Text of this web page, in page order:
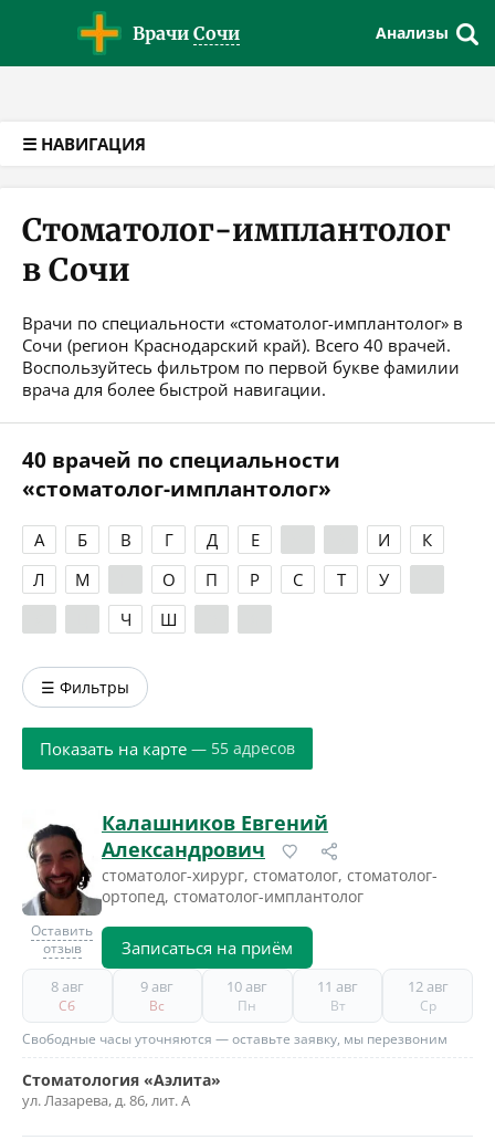
Врачи Сочи Анализы
☰ НАВИГАЦИЯ
Стоматолог-имплантолог
в Сочи
Врачи по специальности «стоматолог-имплантолог» в
Сочи (регион Краснодарский край). Всего 40 врачей.
Воспользуйтесь фильтром по первой букве фамилии
врача для более быстрой навигации.
40 врачей по специальности
«стоматолог-имплантолог»
А Б В Г Д Е И
К
Л
М О П Р С Т У
Ч Ш
☰ Фильтры
Показать на карте — 55 адресов
Оставить
отзыв
Калашников Евгений
Александрович
стоматолог-хирург, стоматолог, стоматолог-
ортопед, стоматолог-имплантолог
Записаться на приём
8 авг
Сб
9 авг
Вс
10 авг
Пн
11 авг
Вт
12 авг
Ср
Свободные часы уточняются — оставьте заявку, мы перезвоним
Стоматология «Аэлита»
ул. Лазарева, д. 86, лит. А